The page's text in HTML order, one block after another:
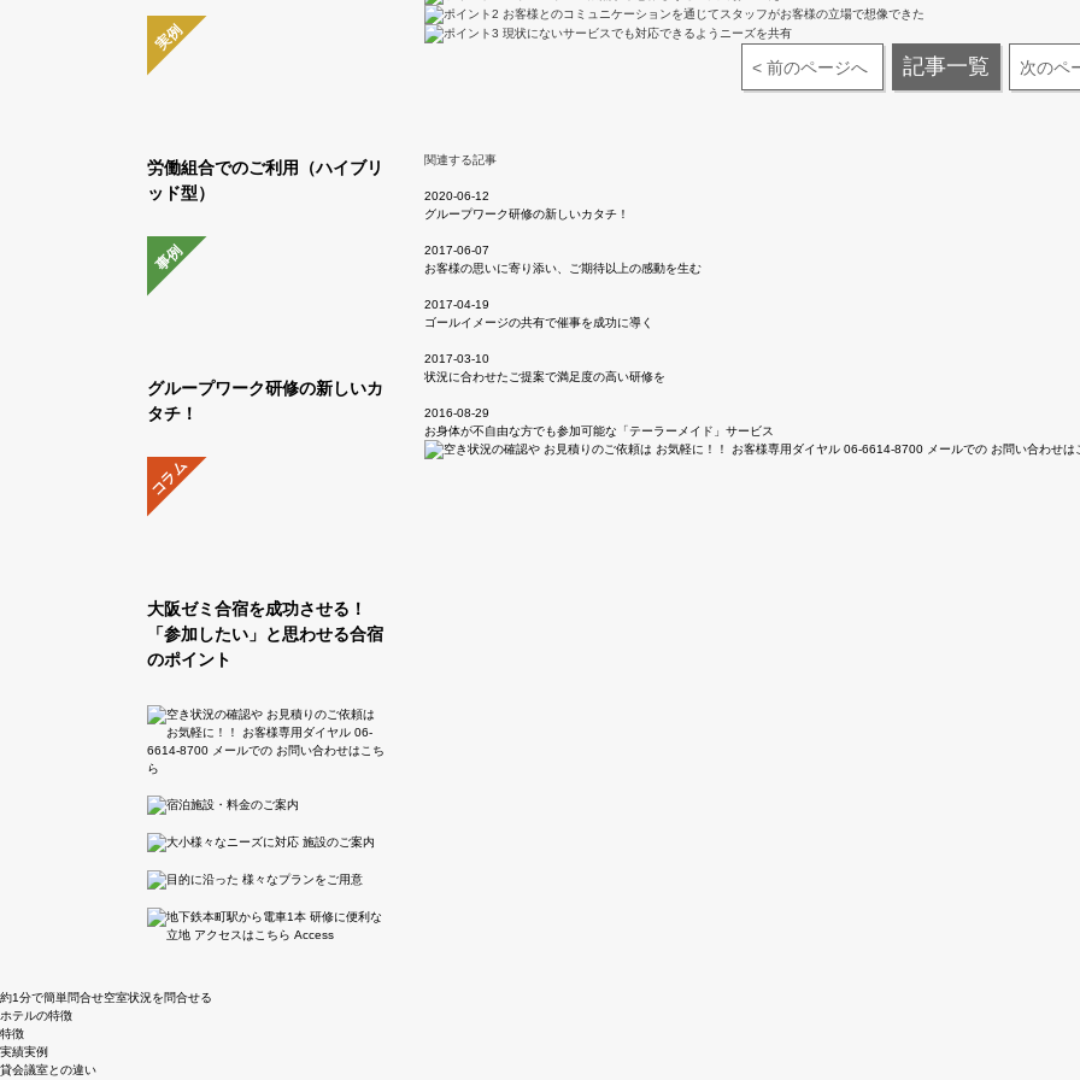
< 前のページへ 記事一覧 次のペ
関連する記事
2020-06-12
グループワーク研修の新しいカタチ！
2017-06-07
お客様の思いに寄り添い、ご期待以上の感動を生む
2017-04-19
ゴールイメージの共有で催事を成功に導く
2017-03-10
状況に合わせたご提案で満足度の高い研修を
2016-08-29
お身体が不自由な方でも参加可能な「テーラーメイド」サービス
実例
労働組合でのご利用（ハイブリ
ッド型）
事例
グループワーク研修の新しいカ
タチ！
コラム
大阪ゼミ合宿を成功させる！
「参加したい」と思わせる合宿
のポイント
約1分で簡単問合せ空室状況を問合せる
ホテルの特徴
特徴
実績実例
貸会議室との違い